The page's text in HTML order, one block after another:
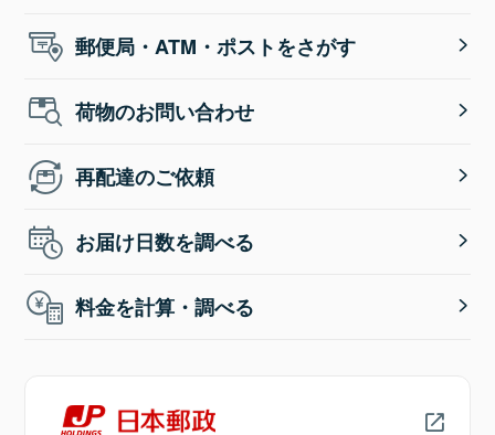
郵便局・ATM・ポストをさがす
荷物のお問い合わせ
再配達のご依頼
お届け日数を調べる
料金を計算・調べる